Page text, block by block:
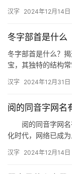
汉字 2024年12月14日
冬字部首是什么
冬字部首是什么？
宝，其独特的结构
是深…
汉字 2024年12月31日
阅的同音字网名
阅的同音字网名
化时代，网络已成
今天…
汉字 2024年12月14日